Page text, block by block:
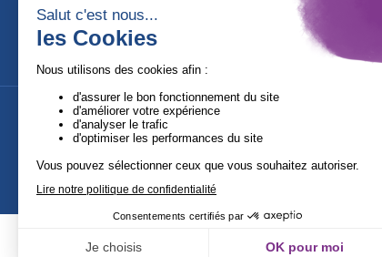
Suivez-nous !